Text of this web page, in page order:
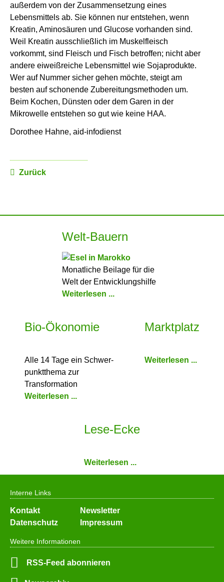
außerdem von der Zusammensetzung eines
Lebensmittels ab. Sie können nur entstehen, wenn
Kreatin, Aminosäuren und Glucose vorhanden sind.
Weil Kreatin ausschließlich im Muskelfleisch
vorkommt, sind Fleisch und Fisch betroffen; nicht aber
andere eiweißreiche Lebensmittel wie Sojaprodukte.
Wer auf Nummer sicher gehen möchte, steigt am
besten auf schonende Zubereitungsmethoden um.
Beim Kochen, Dünsten oder dem Garen in der
Mikrowelle entstehen so gut wie keine HAA.
Dorothee Hahne, aid-infodienst
Zurück
Welt-Bauern
Monatliche Beilage für die
Welt der Entwicklungshilfe
Weiterlesen ...
Bio-Ökonomie
Alle 14 Tage ein Schwer­
punkt­thema zur
Transformation
Weiterlesen ...
Marktplatz
Weiterlesen ...
Lese-Ecke
Weiterlesen ...
Weitere Informationen
RSS-Feed abonnieren
Interne Links
Navigation
überspringen
Kontakt
Newsletter
Datenschutz
Impressum